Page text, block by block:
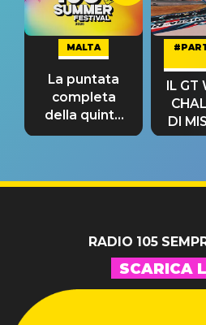
MALTA
La puntata
completa
della quinta
tappa
IL GT
DI
RADIO 105
SCARICA